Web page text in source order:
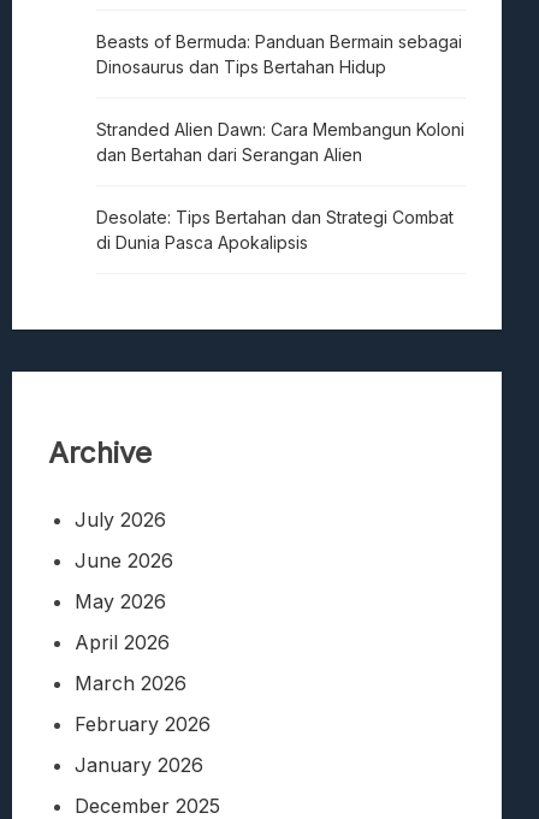
Beasts of Bermuda: Panduan Bermain sebagai
Dinosaurus dan Tips Bertahan Hidup
Stranded Alien Dawn: Cara Membangun Koloni
dan Bertahan dari Serangan Alien
Desolate: Tips Bertahan dan Strategi Combat
di Dunia Pasca Apokalipsis
Archive
July 2026
June 2026
May 2026
April 2026
March 2026
February 2026
January 2026
December 2025